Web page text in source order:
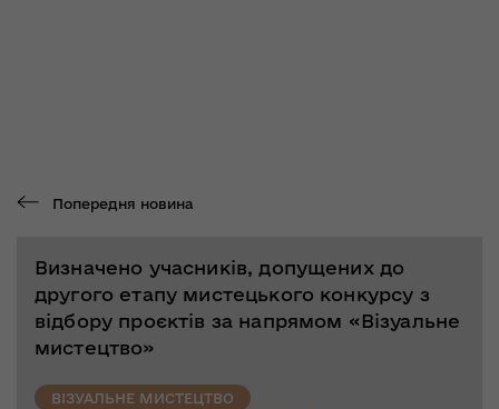
Попередня новина
Визначено учасників, допущених до
другого етапу мистецького конкурсу з
відбору проєктів за напрямом «Візуальне
мистецтво»
ВІЗУАЛЬНЕ МИСТЕЦТВО